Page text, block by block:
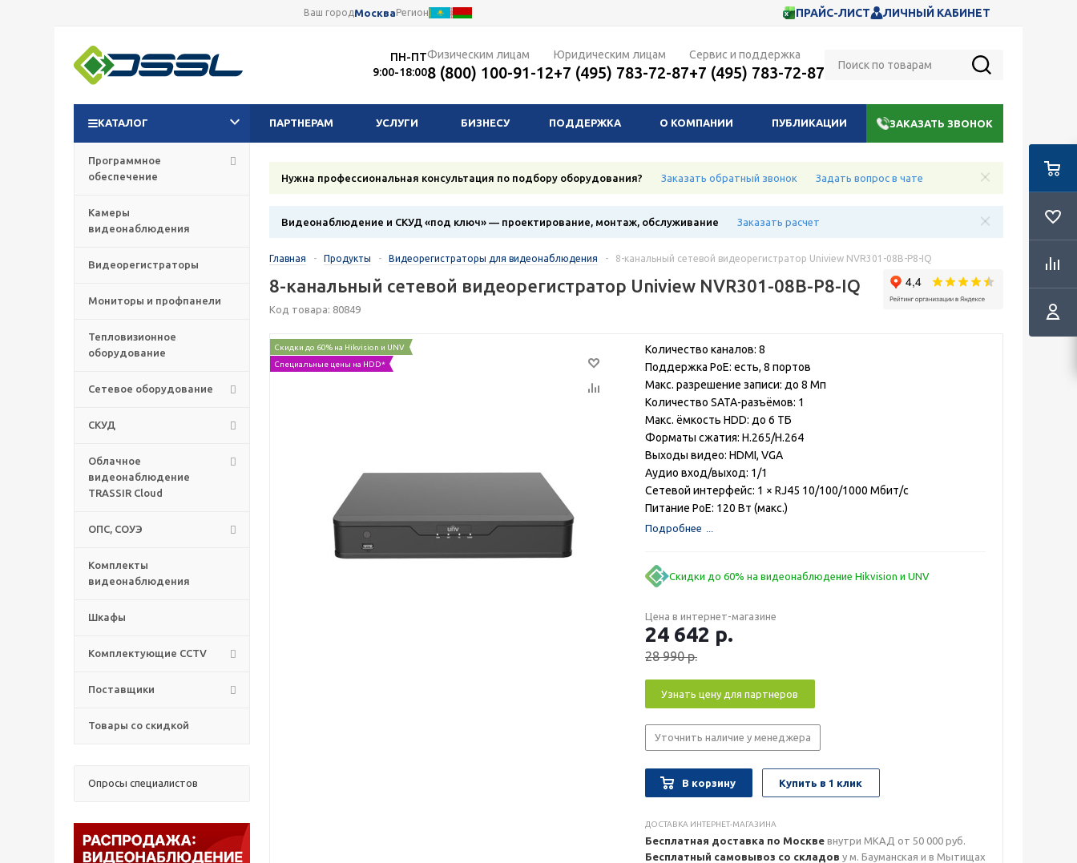
Ваш городМоскваРегион ПРАЙС-ЛИСТ ЛИЧНЫЙ КАБИНЕТ
ПН-ПТ
9:00-18:00
Физическим лицам
8 (800) 100-91-12
Юридическим лицам
+7 (495) 783-72-87
Сервис и поддержка
+7 (495) 783-72-87
КАТАЛОГ ПАРТНЕРАМ УСЛУГИ БИЗНЕСУ ПОДДЕРЖКА О КОМПАНИИ ПУБЛИКАЦИИ ЗАКАЗАТЬ ЗВОНОК
Программное
обеспечение
Камеры
видеонаблюдения
Видеорегистраторы
Мониторы и профпанели
Тепловизионное
оборудование
Сетевое оборудование
СКУД
Облачное
видеонаблюдение
TRASSIR Cloud
ОПС, СОУЭ
Комплекты
видеонаблюдения
Шкафы
Комплектующие CCTV
Поставщики
Товары со скидкой
Опросы специалистов
Нужна профессиональная консультация по подбору оборудования? Заказать обратный звонок Задать вопрос в чате
Видеонаблюдение и СКУД «под ключ» — проектирование, монтаж, обслуживание Заказать расчет
Главная - Продукты - Видеорегистраторы для видеонаблюдения - 8-канальный сетевой видеорегистратор Uniview NVR301-08B-P8-IQ
8-канальный сетевой видеорегистратор Uniview NVR301-08B-P8-IQ
Код товара: 80849
Скидки до 60% на Hikvision и UNV
Специальные цены на HDD*
Количество каналов: 8
Поддержка PoE: есть, 8 портов
Макс. разрешение записи: до 8 Мп
Количество SATA-разъёмов: 1
Макс. ёмкость HDD: до 6 ТБ
Форматы сжатия: H.265/H.264
Выходы видео: HDMI, VGA
Аудио вход/выход: 1/1
Сетевой интерфейс: 1 × RJ45 10/100/1000 Мбит/с
Питание PoE: 120 Вт (макс.)
Подробнее
Скидки до 60% на видеонаблюдение Hikvision и UNV
Цена в интернет-магазине
24 642 р.
28 990р.
Узнать цену для партнеров
Уточнить наличие у менеджера
В корзину Купить в 1 клик
ДОСТАВКА ИНТЕРНЕТ-МАГАЗИНА
Бесплатная доставка по Москве внутри МКАД от 50 000 руб.
Бесплатный самовывоз со складов у м. Бауманская и в Мытищах